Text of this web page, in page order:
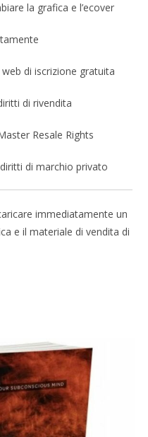
la grafica e l’ecover
di iscrizione gratuita
di rivendita
Resale Rights
di marchio privato
immediatamente un
e il materiale di vendita di